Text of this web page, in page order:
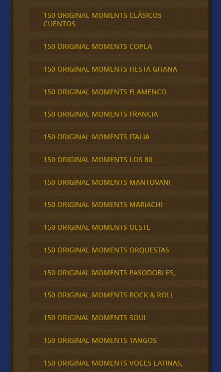
150 ORIGINAL MOMENTS CLÁSICOS
CUENTOS
150 ORIGINAL MOMENTS COPLA
150 ORIGINAL MOMENTS FIESTA GITANA
150 ORIGINAL MOMENTS FLAMENCO
150 ORIGINAL MOMENTS FRANCIA
150 ORIGINAL MOMENTS ITALIA
150 ORIGINAL MOMENTS LOS 80
150 ORIGINAL MOMENTS MANTOVANI
150 ORIGINAL MOMENTS MARIACHI
150 ORIGINAL MOMENTS OESTE
150 ORIGINAL MOMENTS ORQUESTAS
150 ORIGINAL MOMENTS PASODOBLES,
150 ORIGINAL MOMENTS ROCK & ROLL
150 ORIGINAL MOMENTS SOUL
150 ORIGINAL MOMENTS TANGOS
150 ORIGINAL MOMENTS VOCES LATINAS,